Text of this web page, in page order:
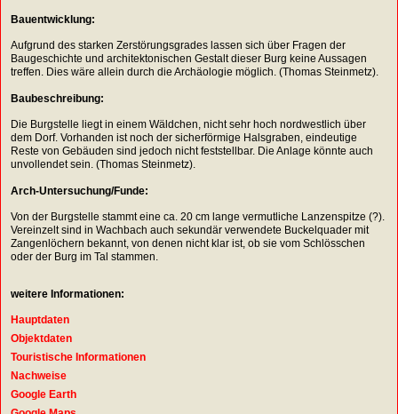
Bauentwicklung:
Aufgrund des starken Zerstörungsgrades lassen sich über Fragen der
Baugeschichte und architektonischen Gestalt dieser Burg keine Aussagen
treffen. Dies wäre allein durch die Archäologie möglich. (Thomas Steinmetz).
Baubeschreibung:
Die Burgstelle liegt in einem Wäldchen, nicht sehr hoch nordwestlich über
dem Dorf. Vorhanden ist noch der sicherförmige Halsgraben, eindeutige
Reste von Gebäuden sind jedoch nicht feststellbar. Die Anlage könnte auch
unvollendet sein. (Thomas Steinmetz).
Arch-Untersuchung/Funde:
Von der Burgstelle stammt eine ca. 20 cm lange vermutliche Lanzenspitze (?).
Vereinzelt sind in Wachbach auch sekundär verwendete Buckelquader mit
Zangenlöchern bekannt, von denen nicht klar ist, ob sie vom Schlösschen
oder der Burg im Tal stammen.
weitere Informationen:
Hauptdaten
Objektdaten
Touristische Informationen
Nachweise
Google Earth